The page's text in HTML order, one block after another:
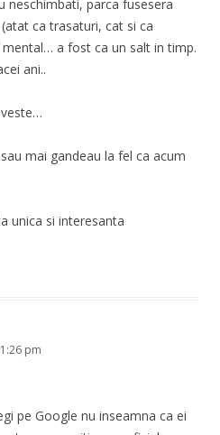
neschimbati, parca fusesera
ca trasaturi, cat si ca
a fost ca un salt in timp.
ani..
mai gandeau la fel ca acum
unica si interesanta
pm
pe Google nu inseamna ca ei